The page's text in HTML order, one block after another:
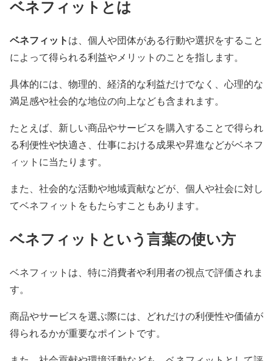
ベネフィットとは
ベネフィットは、個人や団体がある行動や選択をすること
によって得られる利益やメリットのことを指します。
具体的には、物理的、経済的な利益だけでなく、心理的な
満足感や社会的な地位の向上なども含まれます。
たとえば、新しい商品やサービスを購入することで得られ
る利便性や快適さ、仕事における成果や昇進などがベネフ
ィットに当たります。
また、社会的な活動や地域貢献などが、個人や社会に対し
てベネフィットをもたらすこともあります。
ベネフィットという言葉の使い方
ベネフィットは、特に消費者や利用者の視点で評価されま
す。
商品やサービスを選ぶ際には、どれだけの利便性や価値が
得られるかが重要なポイントです。